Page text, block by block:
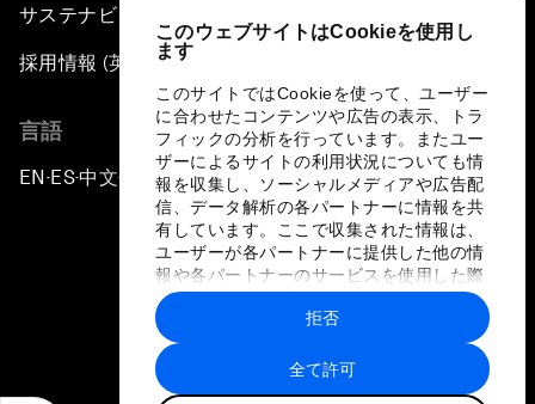
このウェブサイトはCookieを使用し
ます
このサイトではCookieを使って、ユーザー
に合わせたコンテンツや広告の表示、トラ
フィックの分析を行っています。またユー
ザーによるサイトの利用状況についても情
報を収集し、ソーシャルメディアや広告配
信、データ解析の各パートナーに情報を共
有しています。ここで収集された情報は、
ユーザーが各パートナーに提供した他の情
報や各パートナーのサービスを使用した際
に収集された情報と組み合わされ、各パー
トナーによって使用されることがありま
す。
全て許可
拒否
サステナビリティへの取り組み
採用情報 (英語のみ)
言語
EN ▪ES▪中文▪ 日本語
プライバシーポリシーと利用規約
サイトマップ